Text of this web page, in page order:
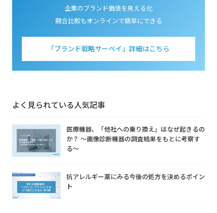
企業のブランド価値を見える化
競合比較もオンラインで簡単にできる
「ブランド戦略サーベイ」詳細はこちら
よく見られている人気記事
医療機器、「他社への乗り換え」はなぜ起きるの
か？ ～画像診断機器の調査結果をもとに考察す
る～
抗アレルギー薬にみる今後の処方を決めるポイン
ト